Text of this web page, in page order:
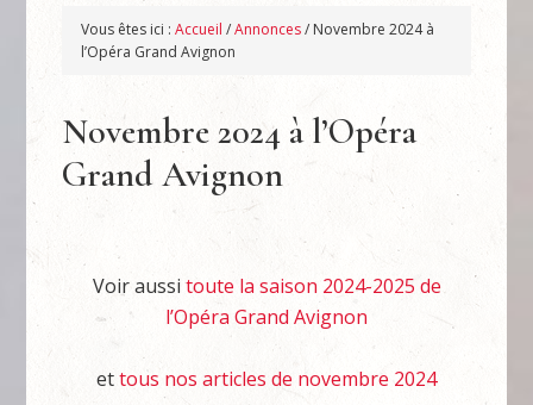
Vous êtes ici :Accueil /Annonces/ Novembre 2024 à
l’Opéra Grand Avignon
Novembre 2024 à l’Opéra
Grand Avignon
Voir aussitoute la saison 2024-2025 de
l’Opéra Grand Avignon
ettous nos articles de novembre 2024